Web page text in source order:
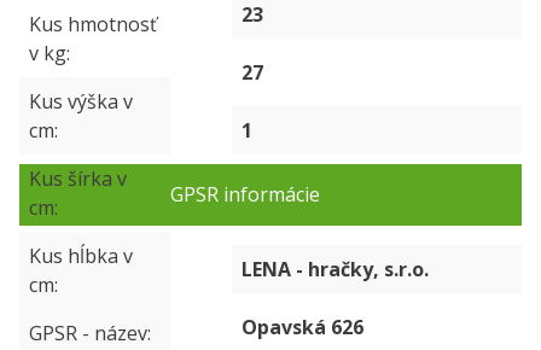
Kus hmotnosť
v kg
Kus výška v
cm
23
Kus šírka v
cm
27
Kus hĺbka v
cm
1
GPSR informácie
GPSR - název
LENA - hračky, s.r.o.
Opavská 626